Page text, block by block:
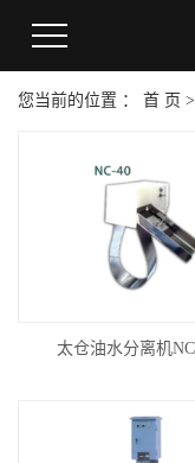
您当前的位置 ： 首 页 >
太仓油水分离机